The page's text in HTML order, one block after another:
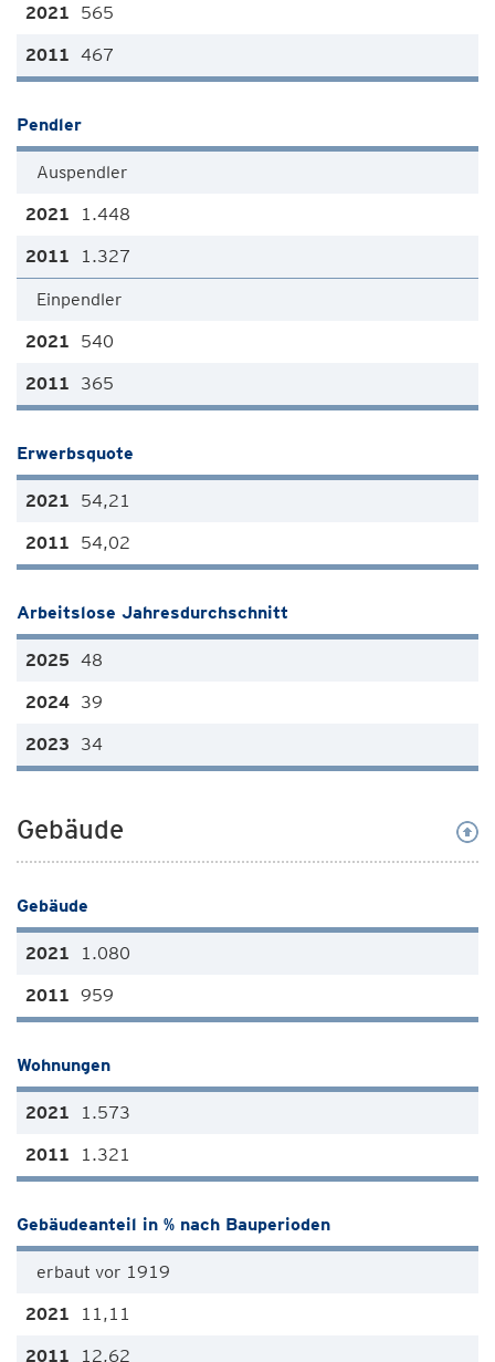
565
467
Pendler
Auspendler
1.448
1.327
Einpendler
540
365
Erwerbsquote
54,21
54,02
Arbeitslose Jahresdurchschnitt
48
39
34
Gebäude
Gebäude
1.080
959
Wohnungen
1.573
1.321
Gebäudeanteil in % nach Bauperioden
erbaut vor 1919
11,11
12,62